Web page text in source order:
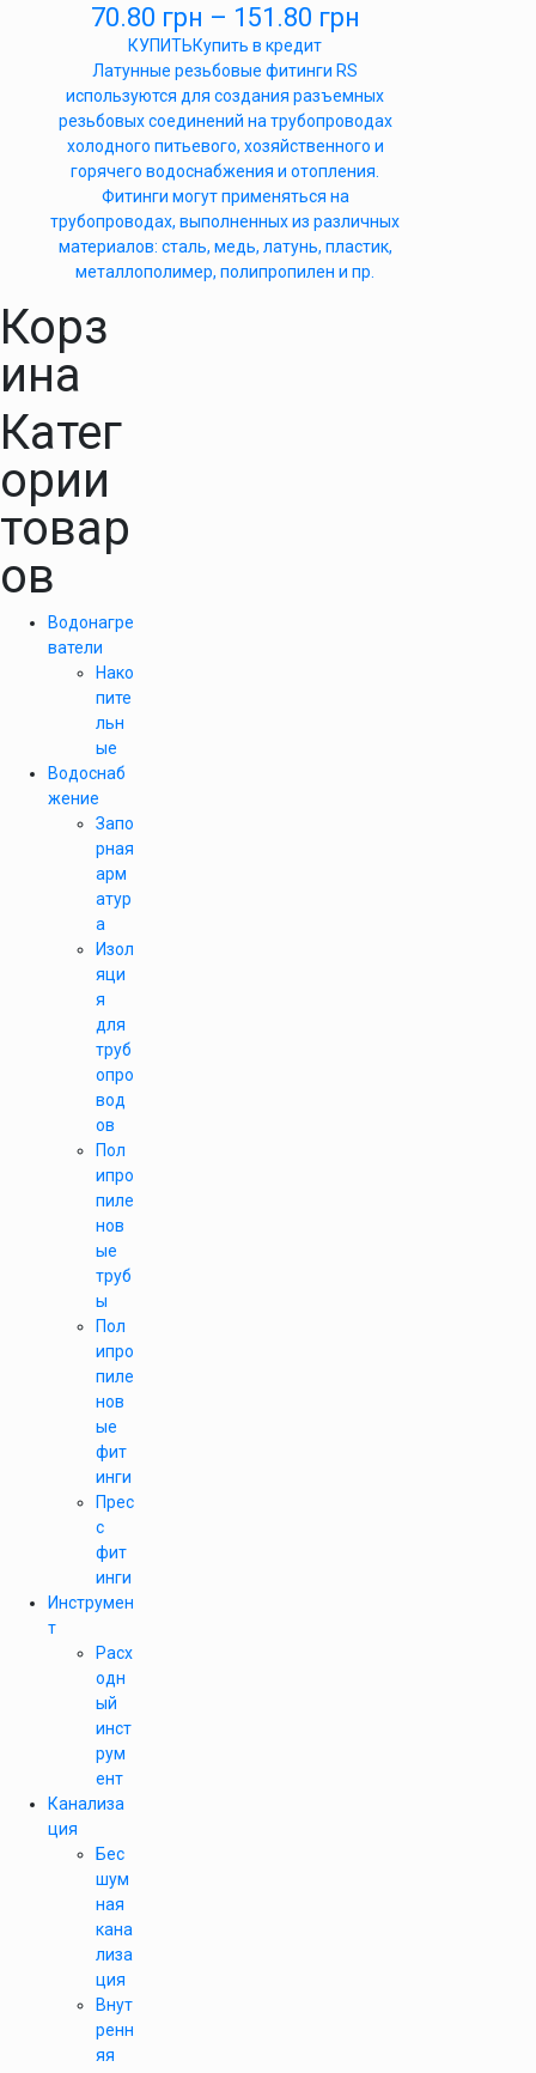
70.80 грн – 151.80 грн
КУПИТЬКупить в кредит
Латунные резьбовые фитинги RS
используются для создания разъемных
резьбовых соединений на трубопроводах
холодного питьевого, хозяйственного и
горячего водоснабжения и отопления.
Фитинги могут применяться на
трубопроводах, выполненных из различных
материалов: сталь, медь, латунь, пластик,
металлополимер, полипропилен и пр.
Корз
ина
Катег
ории
товар
ов
Водонагре
ватели
Нако
пите
льн
ые
Водоснаб
жение
Запо
рная
арм
атур
а
Изол
яци
я
для
труб
опро
вод
ов
Пол
ипро
пиле
нов
ые
труб
ы
Пол
ипро
пиле
нов
ые
фит
инги
Прес
с
фит
инги
Инструмен
т
Расх
одн
ый
инст
рум
ент
Канализа
ция
Бес
шум
ная
кана
лиза
ция
Внут
ренн
яя